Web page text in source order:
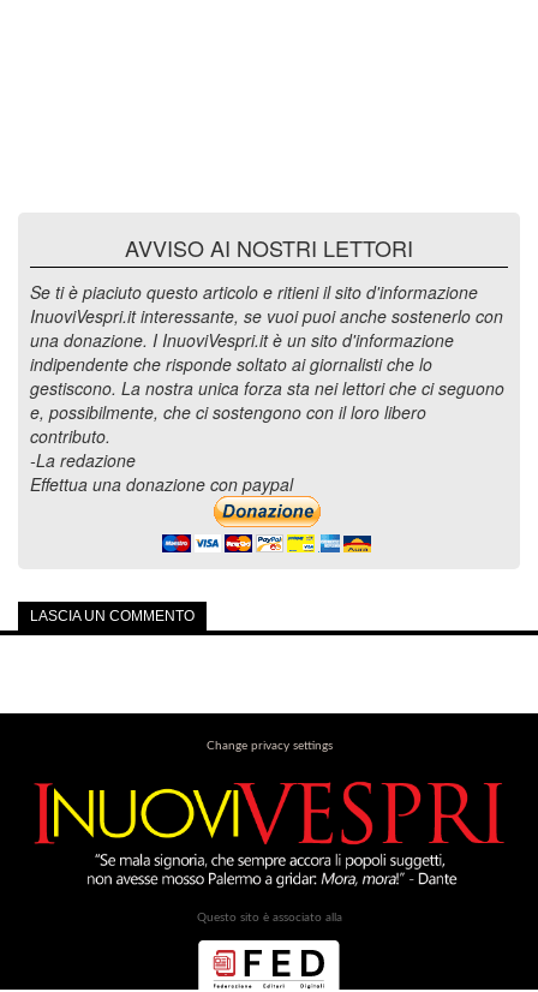
AVVISO AI NOSTRI LETTORI
Se ti è piaciuto questo articolo e ritieni il sito d'informazione
InuoviVespri.it interessante, se vuoi puoi anche sostenerlo con
una donazione. I InuoviVespri.it è un sito d'informazione
indipendente che risponde soltato ai giornalisti che lo
gestiscono. La nostra unica forza sta nei lettori che ci seguono
e, possibilmente, che ci sostengono con il loro libero
contributo.
-La redazione
Effettua una donazione con paypal
LASCIA UN COMMENTO
Change privacy settings
Questo sito è associato alla